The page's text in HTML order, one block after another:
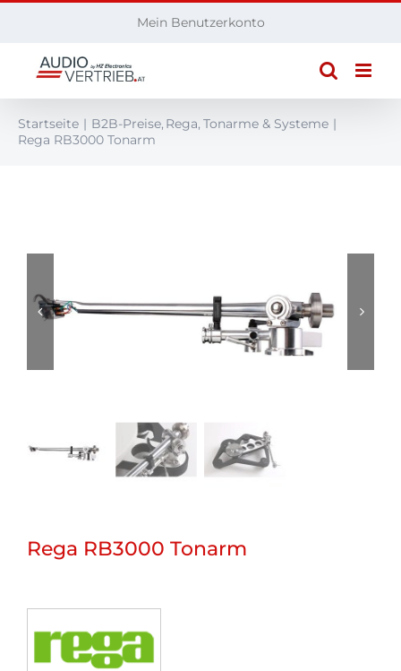
springen
Mein Benutzerkonto
Startseite B2B-Preise Rega Tonarme & Systeme
Rega RB3000 Tonarm
Rega RB3000 Tonarm